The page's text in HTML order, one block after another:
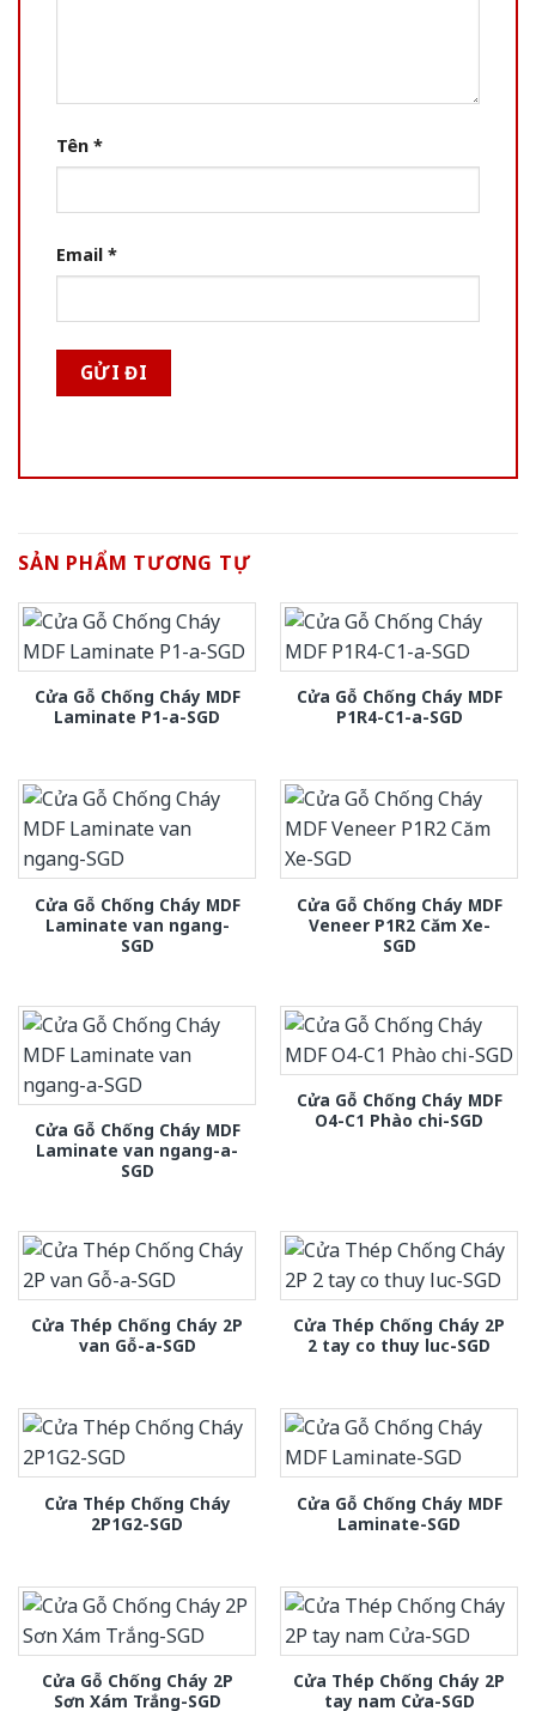
Tên *
Email *
SẢN PHẨM TƯƠNG TỰ
Cửa Gỗ Chống Cháy MDF
Laminate P1-a-SGD
Cửa Gỗ Chống Cháy MDF
P1R4-C1-a-SGD
Cửa Gỗ Chống Cháy MDF
Laminate van ngang-
SGD
Cửa Gỗ Chống Cháy MDF
Veneer P1R2 Căm Xe-
SGD
Cửa Gỗ Chống Cháy MDF
Laminate van ngang-a-
SGD
Cửa Gỗ Chống Cháy MDF
O4-C1 Phào chi-SGD
Cửa Thép Chống Cháy 2P
van Gỗ-a-SGD
Cửa Thép Chống Cháy 2P
2 tay co thuy luc-SGD
Cửa Thép Chống Cháy
2P1G2-SGD
Cửa Gỗ Chống Cháy MDF
Laminate-SGD
Cửa Gỗ Chống Cháy 2P
Sơn Xám Trắng-SGD
Cửa Thép Chống Cháy 2P
tay nam Cửa-SGD